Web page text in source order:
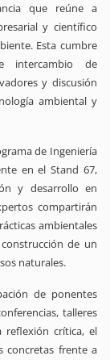
que reúne a
y científico
Esta cumbre
intercambio de
y discusión
ambiental y
de Ingeniería
en el Stand 67,
y desarrollo en
compartirán
ambientales
de un
naturales.
de ponentes
talleres
reflexión crítica, el
concretas frente a